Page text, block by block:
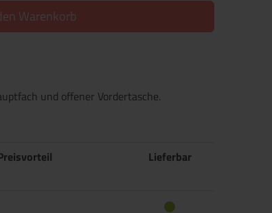
Warenkorb
und offener Vordertasche.
Lieferbar